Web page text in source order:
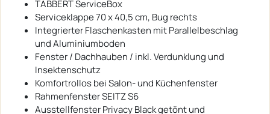
TABBERT ServiceBox
Serviceklappe 70 x 40,5 cm, Bug rechts
Integrierter Flaschenkasten mit Parallelbeschlag
und Aluminiumboden
Fenster / Dachhauben / inkl. Verdunklung und
Insektenschutz
Komfortrollos bei Salon- und Küchenfenster
Rahmenfenster SEITZ S6
Ausstellfenster Privacy Black getönt und